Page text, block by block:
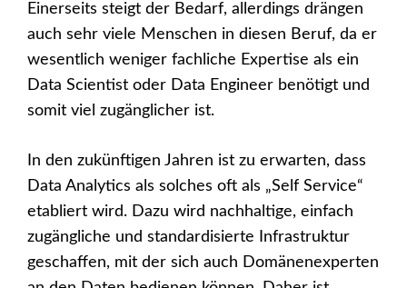
Einerseits steigt der Bedarf, allerdings drängen
auch sehr viele Menschen in diesen Beruf, da er
wesentlich weniger fachliche Expertise als ein
Data Scientist oder Data Engineer benötigt und
somit viel zugänglicher ist.
In den zukünftigen Jahren ist zu erwarten, dass
Data Analytics als solches oft als „Self Service“
etabliert wird. Dazu wird nachhaltige, einfach
zugängliche und standardisierte Infrastruktur
geschaffen, mit der sich auch Domänenexperten